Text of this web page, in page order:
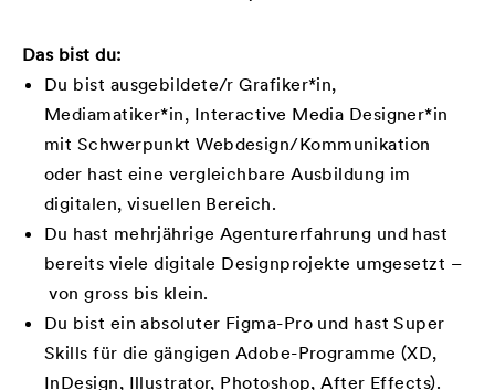
Das bist du:
Du bist ausgebildete/r Grafiker*in,
Mediamatiker*in, Interactive Media Designer*in
mit Schwerpunkt Webdesign/Kommunikation
oder hast eine vergleichbare Ausbildung im
digitalen, visuellen Bereich.
Du hast mehrjährige Agenturerfahrung und hast
bereits viele digitale Designprojekte umgesetzt –
von gross bis klein.
Du bist ein absoluter Figma-Pro und hast Super
Skills für die gängigen Adobe-Programme (XD,
InDesign, Illustrator, Photoshop, After Effects).